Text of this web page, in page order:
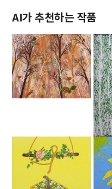
AI가 추천하는 작품